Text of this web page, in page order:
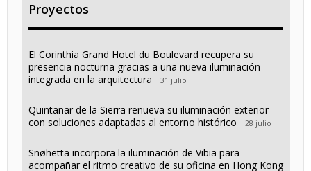
Proyectos
El Corinthia Grand Hotel du Boulevard recupera su
presencia nocturna gracias a una nueva iluminación
integrada en la arquitectura
31 julio
Quintanar de la Sierra renueva su iluminación exterior
con soluciones adaptadas al entorno histórico
28 julio
Snøhetta incorpora la iluminación de Vibia para
acompañar el ritmo creativo de su oficina en Hong Kong